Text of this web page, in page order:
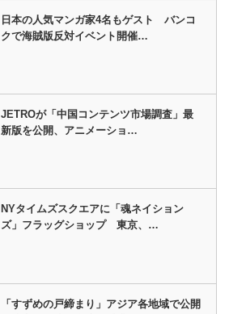
日本の人気マンガ家4名もゲスト バンコ
クで海賊版反対イベント開催…
JETROが「中国コンテンツ市場調査」最
新版を公開、アニメーショ…
NYタイムズスクエアに「魂ネイション
ズ」フラッグショップ 東京、…
「すずめの戸締まり」アジア各地域で公開